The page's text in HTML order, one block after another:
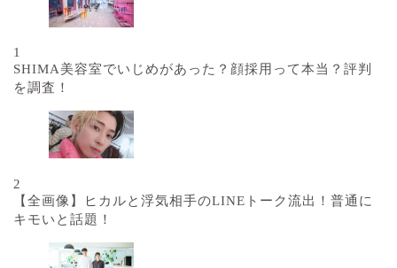
1
SHIMA美容室でいじめがあった？顔採用って本当？評判
を調査！
2
【全画像】ヒカルと浮気相手のLINEトーク流出！普通に
キモいと話題！